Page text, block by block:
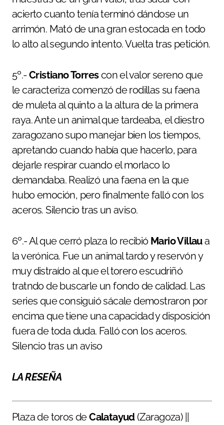
acierto cuanto tenía terminó dándose un
arrimón. Mató de una gran estocada en todo
lo alto al segundo intento. Vuelta tras petición.
5º.-Cristiano Torrescon el valor sereno que
le caracteriza comenzó de rodillas su faena
de muleta al quinto a la altura de la primera
raya. Ante un animal que tardeaba, el diestro
zaragozano supo manejar bien los tiempos,
apretando cuando había que hacerlo, para
dejarle respirar cuando el morlaco lo
demandaba. Realizó una faena en la que
hubo emoción, pero finalmente falló con los
aceros. Silencio tras un aviso.
6º.- Al que cerró plaza lo recibióMario Villaua
la verónica. Fue un animal tardo y reservón y
muy distraído al que el torero escudriñó
tratndo de buscarle un fondo de calidad. Las
series que consiguió sácale demostraron por
encima que tiene una capacidad y disposición
fuera de toda duda. Falló con los aceros.
Silencio tras un aviso
LA RESEÑA
Plaza de toros deCalatayud(Zaragoza) ||